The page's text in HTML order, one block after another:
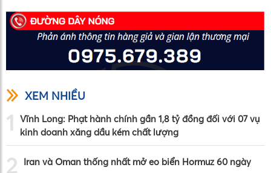
XEM NHIỀU
1
Vĩnh Long: Phạt hành chính gần 1,8 tỷ đồng đối với 07 vụ
kinh doanh xăng dầu kém chất lượng
2 Iran và Oman thống nhất mở eo biển Hormuz 60 ngày